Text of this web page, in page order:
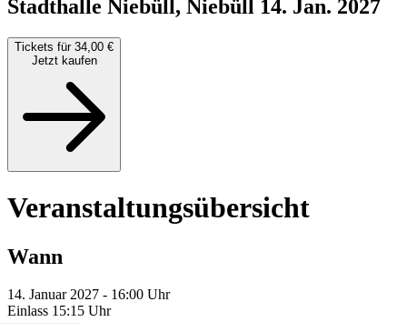
Stadthalle Niebüll, Niebüll 14. Jan. 2027
Tickets für 34,00 €
Jetzt kaufen
Veranstaltungsübersicht
Wann
14. Januar 2027 - 16:00 Uhr
Einlass 15:15 Uhr